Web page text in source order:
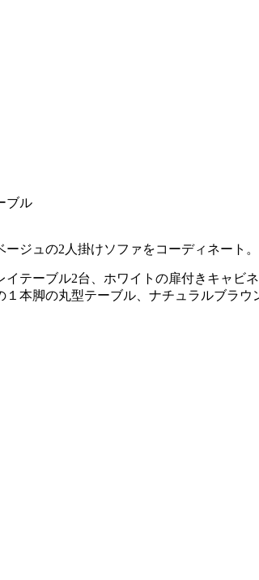
ブル
ジュの2人掛けソファをコーディネート。
テーブル2台、ホワイトの扉付きキャビ
本脚の丸型テーブル、ナチュラルブラ